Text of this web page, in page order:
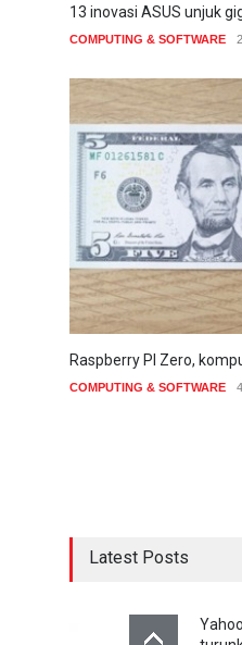
13 inovasi ASUS unjuk
COMPUTING & SOFTWARE
Raspberry PI Zero,
COMPUTING & SOFTWARE
Latest Posts